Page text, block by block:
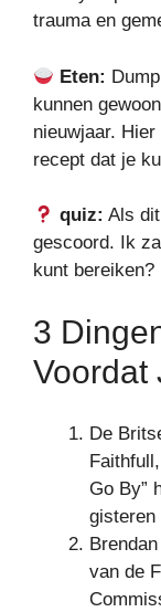
trauma en
Eten:
kunnen
nieuwjaar.
recept dat je
quiz: Als
gescoord. Ik
kunt bereiken?
3
Voordat
De
Go By”
gisteren
van de